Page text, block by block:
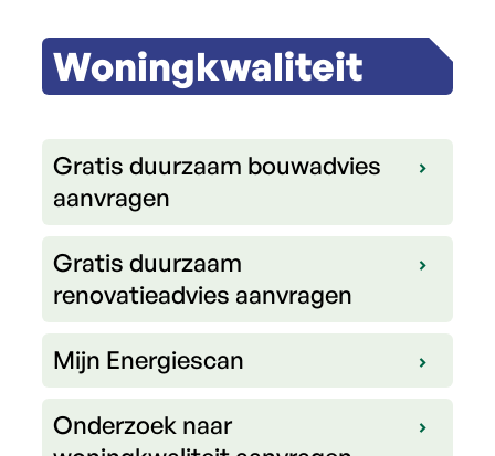
Woningkwaliteit
Thema's
Gratis duurzaam bouwadvies
aanvragen
Gratis duurzaam
renovatieadvies aanvragen
Mijn Energiescan
Onderzoek naar